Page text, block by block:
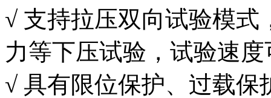
√ 支持拉压双向试验模
力等下压试验，试验速
√ 具有限位保护、过载